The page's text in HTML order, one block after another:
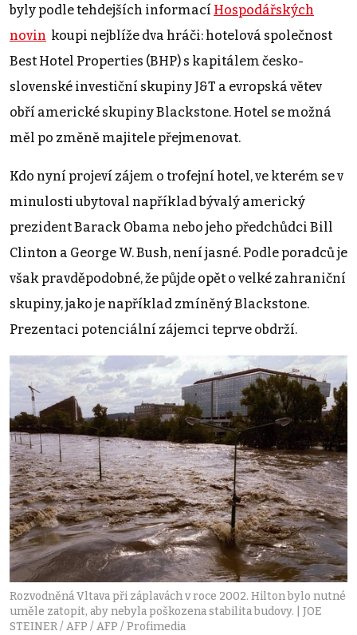
byly podle tehdejších informací Hospodářských
novin koupi nejblíže dva hráči: hotelová společnost
Best Hotel Properties (BHP) s kapitálem česko-
slovenské investiční skupiny J&T a evropská větev
obří americké skupiny Blackstone. Hotel se možná
měl po změně majitele přejmenovat.
Kdo nyní projeví zájem o trofejní hotel, ve kterém se v
minulosti ubytoval například bývalý americký
prezident Barack Obama nebo jeho předchůdci Bill
Clinton a George W. Bush, není jasné. Podle poradců je
však pravděpodobné, že půjde opět o velké zahraniční
skupiny, jako je například zmíněný Blackstone.
Prezentaci potenciální zájemci teprve obdrží.
Rozvodněná Vltava při záplavách v roce 2002. Hilton bylo nutné
uměle zatopit, aby nebyla poškozena stabilita budovy. | JOE
STEINER / AFP / AFP / Profimedia